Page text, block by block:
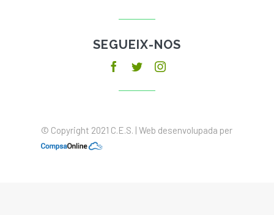
SEGUEIX-NOS
© Copyright 2021 C.E.S. | Web desenvolupada per